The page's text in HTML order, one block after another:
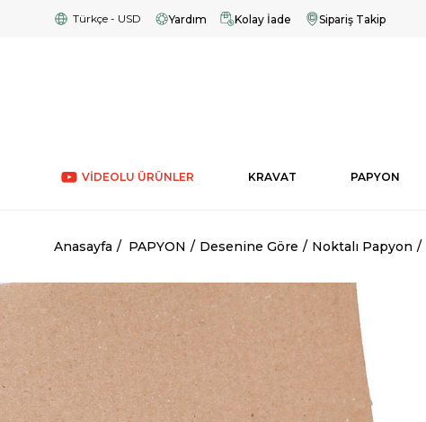
Türkçe - USD Yardım Kolay İade Sipariş Takip
VİDEOLU ÜRÜNLER KRAVAT PAPYON
Anasayfa PAPYON Desenine Göre Noktalı Papyon